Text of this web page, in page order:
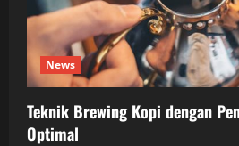
News
Teknik Brewing Kopi dengan
Optimal